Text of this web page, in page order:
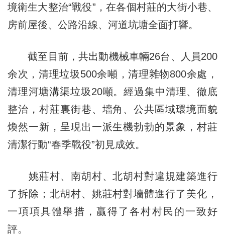
境衛生大整治“戰役”，在各個村莊的大街小巷、
房前屋後、公路沿線、河道坑塘全面打響。
截至目前，共出動機械車輛26台、人員200
余次，清理垃圾500余噸，清理雜物800余處，
清理河塘溝渠垃圾20噸。經過集中清理、徹底
整治，村莊裏街巷、墻角、公共區域環境面貌
煥然一新，呈現出一派生機勃勃的景象，村莊
清潔行動“春季戰役”初見成效。
姚莊村、南胡村、北胡村對違規建築進行
了拆除；北胡村、姚莊村對墻體進行了美化，
一項項具體舉措，贏得了各村村民的一致好
評。